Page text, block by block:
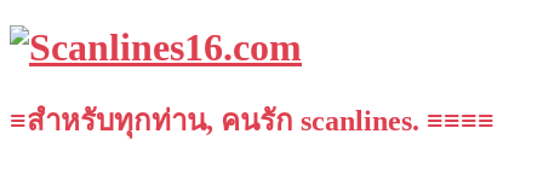
≡สำหรับทุกท่าน, คนรัก scanlines. ≡≡≡≡